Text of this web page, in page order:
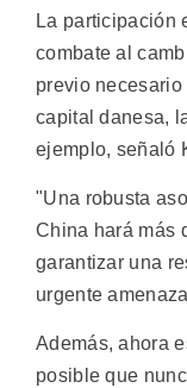
La participación
combate al
previo
capital danesa,
ejemplo, señaló
"Una robusta
China hará más
garantizar una
urgente
Además, ahora
posible que